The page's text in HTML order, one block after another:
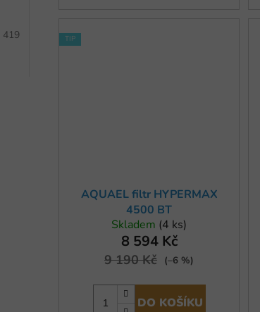
419
TIP
AQUAEL filtr HYPERMAX
4500 BT
Skladem (4 ks)
8 594 Kč
9 190 Kč (–6 %)
DO KOŠÍKU